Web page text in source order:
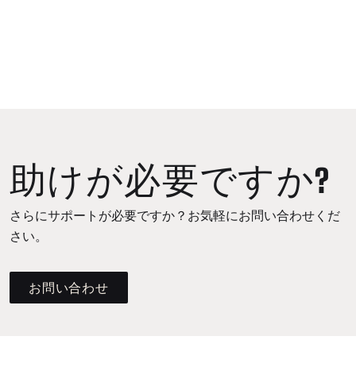
助けが必要ですか?
さらにサポートが必要ですか？お気軽にお問い合わせくだ
さい。
お問い合わせ